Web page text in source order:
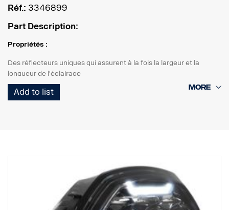
Réf.: 3346899
Part Description:
Propriétés :
Des réflecteurs uniques qui assurent à la fois la largeur et la
longueur de l'éclairage
Éclairages de circulation marqués E avec E-boost pour un effet
supplémentaire
Lumens bruts : 13 600 lm
Add to list